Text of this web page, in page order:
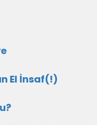
El İnsaf(!)